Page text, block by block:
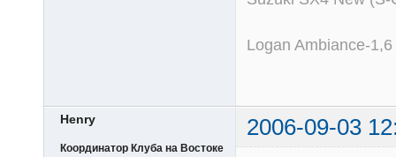
Logan Ambiance-
Henry 2006-09-03
Координатор Клуба на Востоке